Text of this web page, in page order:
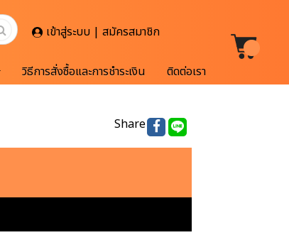
เข้าสู่ระบบ | สมัครสมาชิก
วิธีการสั่งซื้อและการชำระเงิน ติดต่อเรา
Share